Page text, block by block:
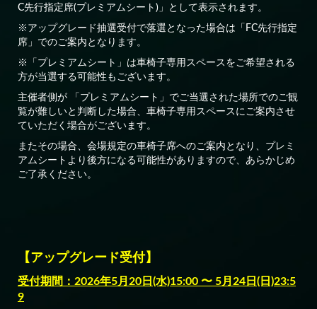
C先行指定席(プレミアムシート)」として表示されます。
※アップグレード抽選受付で落選となった場合は「FC先行指定
席」でのご案内となります。
※「プレミアムシート」は車椅子専用スペースをご希望される
方が当選する可能性もございます。
主催者側が 「プレミアムシート」でご当選された場所でのご観
覧が難しいと判断した場合、車椅子専用スペースにご案内させ
ていただく場合がございます。
またその場合、会場規定の車椅子席へのご案内となり、プレミ
アムシートより後方になる可能性がありますので、あらかじめ
ご了承ください。
【アップグレード受付】
受付期間：2026年5月20日(水)15:00 〜 5月24日(日)23:5
9